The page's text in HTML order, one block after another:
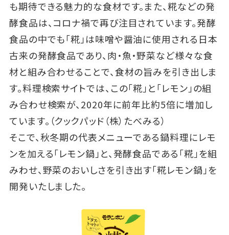
も期待できる魅力的な食材です。また、糀などの発
酵食品は、コロナ禍で再び注目されています。発酵
食品の中でも「糀」は味噌や醤油に使用される日本
古来の発酵食品であり、肉・魚・野菜など様々な食
材と組み合わせることで、食材の旨みを引き出しま
す。料理検索サイトでは、この「糀」と「レモン」の組
み合わせ検索が、2020年に前年比約5倍に増加し
ています。（クックパッド（株）たべみる）
そこで、秋冬期の代表メニューである鍋料理にレモ
ンを加える「レモン鍋」と、発酵食品である「糀」を組
みわせ、野菜のおいしさを引き出す「糀レモン鍋」を
開発いたしました。